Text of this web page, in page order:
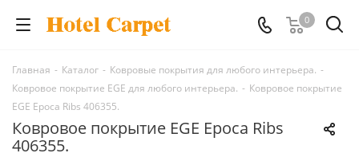
0
Главная - Каталог - Ковровые покрытия для любого интерьера. -
Ковровое покрытие EGE для любого интерьера. - Ковровое покрытие
EGE Epoca Ribs 406355.
Ковровое покрытие EGE Epoca Ribs
406355.